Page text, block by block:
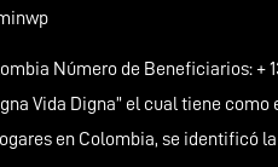
Número de Beneficiarios: +
Vida Digna” el cual tiene
en Colombia, se identificó